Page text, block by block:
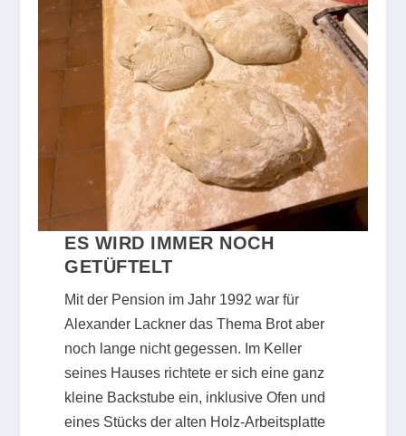
ES WIRD IMMER NOCH
GETÜFTELT
Mit der Pension im Jahr 1992 war für
Alexander Lackner das Thema Brot aber
noch lange nicht gegessen. Im Keller
seines Hauses richtete er sich eine ganz
kleine Backstube ein, inklusive Ofen und
eines Stücks der alten Holz-Arbeitsplatte